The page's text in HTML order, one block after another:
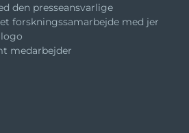
den presseansvarlige
forskningssamarbejde med jer
medarbejder